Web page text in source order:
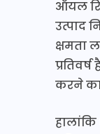
ऑयल
उत्पाद
क्षमता
करने का